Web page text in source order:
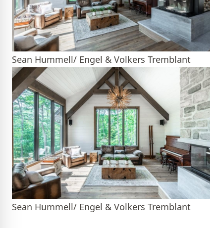
Sean Hummell/ Engel & Volkers Tremblant
Sean Hummell/ Engel & Volkers Tremblant